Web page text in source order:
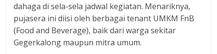
dahaga di sela-sela jadwal kegiatan. Menariknya,
pujasera ini diisi oleh berbagai tenant UMKM FnB
(Food and Beverage), baik dari warga sekitar
Gegerkalong maupun mitra umum.